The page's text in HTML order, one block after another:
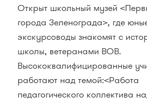
Открыт школьный музей
города Зеленограда>, где
экскурсоводы знакомят с
школы, ветеранами ВОВ.
Высококвалифицированные
работают над темой:<Работа
педагогического коллектива